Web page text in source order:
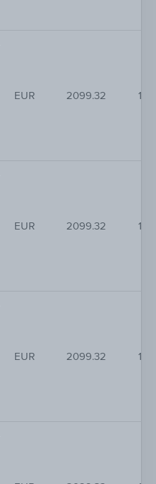
EUR 2099.32
EUR 2099.32
EUR 2099.32